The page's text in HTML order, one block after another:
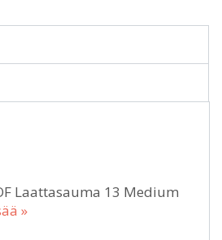
Laattasauma 13 Medium
»